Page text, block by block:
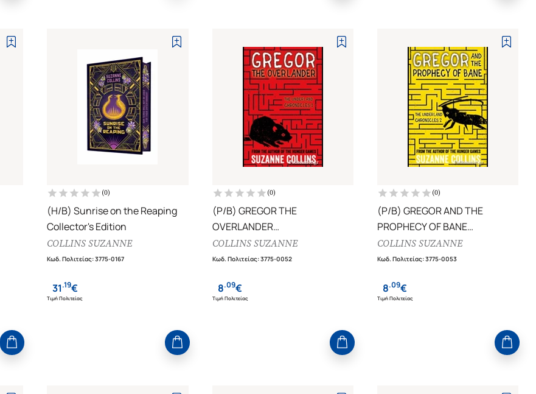
(0)
(H/B) Sunrise on the Reaping
Collector's Edition
COLLINS SUZANNE
Κωδ. Πολιτείας:3775-0167
31.19€
Τιμή Πολιτείας
(0)
(P/B) GREGOR THE
OVERLANDER
THE UNDERLAND CHRONICLES
(BOOK 1)
COLLINS SUZANNE
Κωδ. Πολιτείας:3775-0052
8.09€
Τιμή Πολιτείας
(0)
(P/B) GREGOR AND THE
PROPHECY OF BANE
THE UNDERLAND CHRONICLES
(BOOK 2)
COLLINS SUZANNE
Κωδ. Πολιτείας:3775-0053
8.09€
Τιμή Πολιτείας